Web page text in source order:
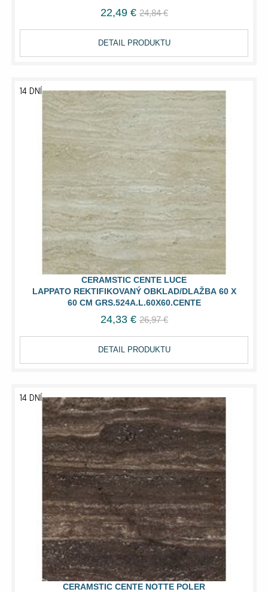
22,49 € 24,84 €
DETAIL PRODUKTU
CERAMSTIC CENTE LUCE
LAPPATO REKTIFIKOVANÝ OBKLAD/DLAŽBA 60 X
60 CM GRS.524A.L.60X60.CENTE
14 DNÍ
24,33 € 26,97 €
DETAIL PRODUKTU
CERAMSTIC CENTE NOTTE POLER
14 DNÍ